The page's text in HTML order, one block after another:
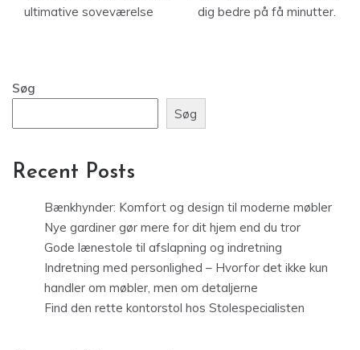
ultimative soveværelse
dig bedre på få minutter.
Søg
Søg
Recent Posts
Bænkhynder: Komfort og design til moderne møbler
Nye gardiner gør mere for dit hjem end du tror
Gode lænestole til afslapning og indretning
Indretning med personlighed – Hvorfor det ikke kun
handler om møbler, men om detaljerne
Find den rette kontorstol hos Stolespecialisten